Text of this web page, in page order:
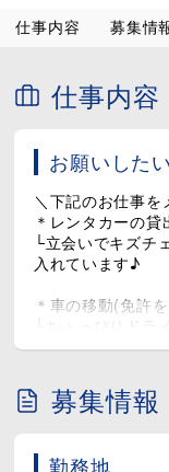
仕事内容 募集情
仕事内容
お願いした
＼下記のお仕事を
＊レンタカーの貸
└立会いでキズチ
入れています♪
＊車の移動(免許
└ちょっぴりドラ
駐車場⇔店舗や
★那覇空港店は洗
内でのお仕事がほ
★サポート体制も
募集情報
勤務地